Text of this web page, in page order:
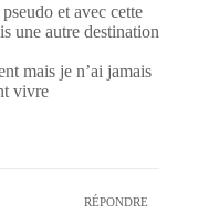
et avec cette
une autre destination
mais je n’ai jamais
vivre
RÉPONDRE